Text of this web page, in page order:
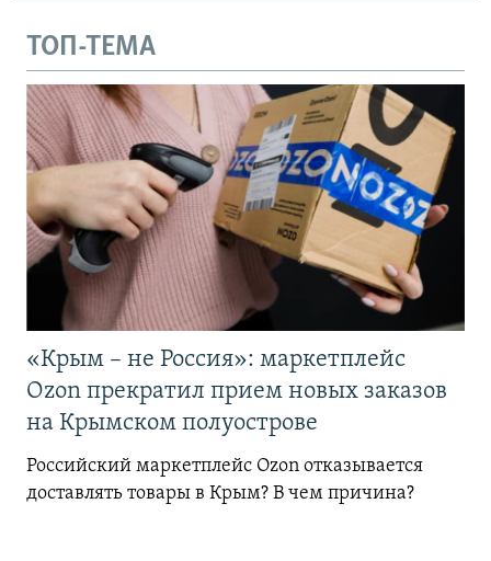
ТОП-ТЕМА
«Крым – не Россия»: маркетплейс
Ozon прекратил прием новых заказов
на Крымском полуострове
Российский маркетплейс Ozon отказывается
доставлять товары в Крым? В чем причина?